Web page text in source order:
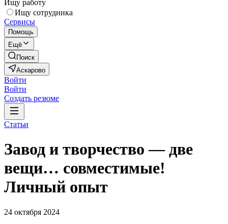
Ищу работу
Ищу сотрудника
Сервисы
Помощь
Ещё
Поиск
Аскарово
Войти
Войти
Создать резюме
Статьи
Завод и творчество — две
вещи… совместимые!
Личный опыт
24 октября 2024